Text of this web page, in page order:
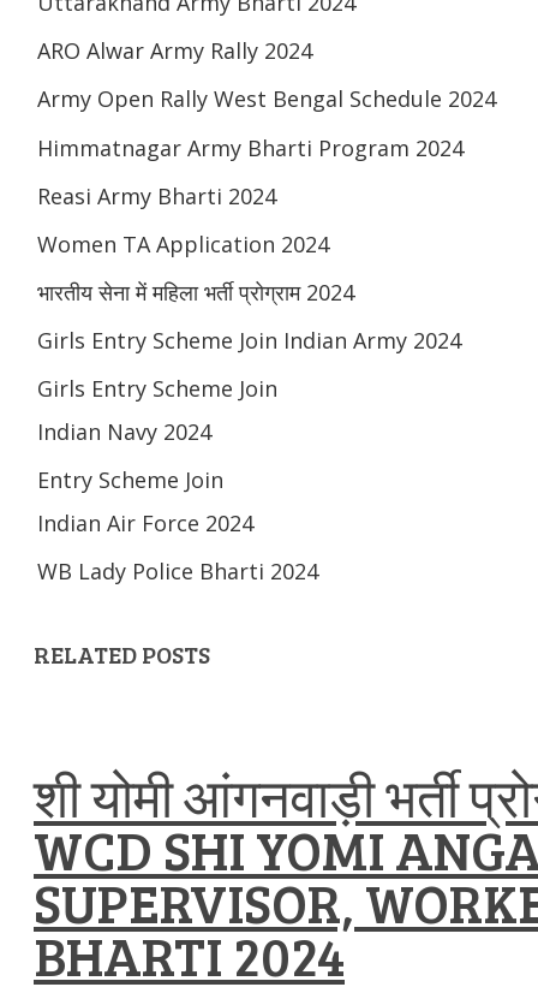
ARO Alwar Army Rally 2024
Army Open Rally West Bengal Schedule 2024
Himmatnagar Army Bharti Program 2024
Reasi Army Bharti 2024
Women TA Application 2024
भारतीय सेना में महिला भर्ती प्रोग्राम 2024
Girls Entry Scheme Join Indian Army 2024
Girls Entry Scheme Join
Indian Navy 2024
Entry Scheme Join
Indian Air Force 2024
WB Lady Police Bharti 2024
RELATED POSTS
शी योमी आंगनवाड़ी भर्ती
WCD SHI YOMI
SUPERVISOR,
BHARTI 2024